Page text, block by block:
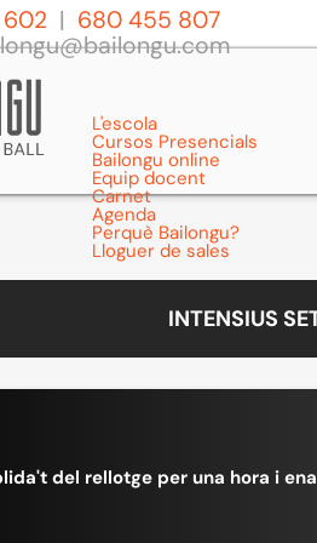
602
680 455 807
L'escola
Cursos Presencials
Bailongu online
Equip docent
Carnet
Agenda
Perquè Bailongu?
Lloguer de sales
INTENSIUS
del rellotge per una hora i